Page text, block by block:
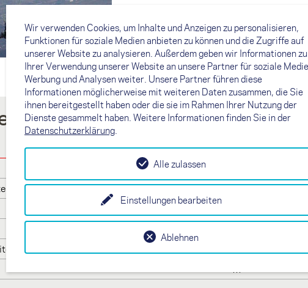
daten
m
Wir verwenden Cookies, um Inhalte und Anzeigen zu personalisieren,
Funktionen für soziale Medien anbieten zu können und die Zugriffe auf
unserer Website zu analysieren. Außerdem geben wir Informationen zu
Ihrer Verwendung unserer Website an unsere Partner für soziale
Werbung und Analysen weiter. Unsere Partner führen diese
Informationen möglicherweise mit weiteren Daten zusammen, die Sie
ihnen bereitgestellt haben oder die sie im Rahmen Ihrer Nutzung der
Dienste gesammelt haben. Weitere Informationen finden Sie in der
Datenschutzerklärung
Einstellungen bearbeiten
Ablehnen
Alle zulassen